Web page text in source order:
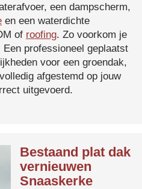
een dampscherm,
en een waterdichte
of roofing. Zo voorkom je
professioneel geplaatst
voor een groendak,
afgestemd op jouw
uitgevoerd.
Bestaand plat dak
vernieuwen
Snaaskerke